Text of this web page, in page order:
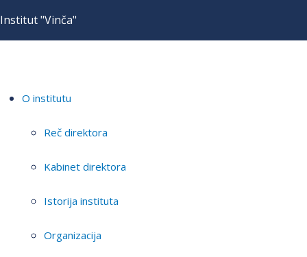
Institut "Vinča"
O institutu
Reč direktora
Kabinet direktora
Istorija instituta
Organizacija